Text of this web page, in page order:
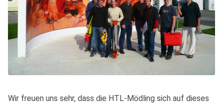
Wir freuen uns sehr, dass die HTL-Mödling sich auf dieses